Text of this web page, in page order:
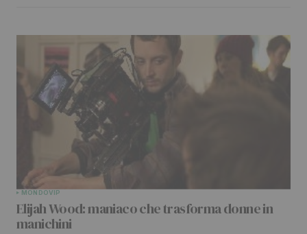
MONDOVIP
Elijah Wood: maniaco che trasforma donne in
manichini